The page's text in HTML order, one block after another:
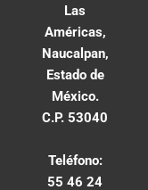
Las
Américas,
Naucalpan,
Estado de
México.
C.P. 53040
Teléfono:
55 46 24